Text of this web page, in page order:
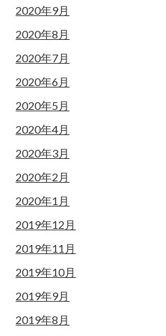
2020年9月
2020年8月
2020年7月
2020年6月
2020年5月
2020年4月
2020年3月
2020年2月
2020年1月
2019年12月
2019年11月
2019年10月
2019年9月
2019年8月